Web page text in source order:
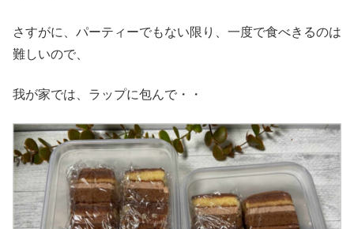
さすがに、パーティーでもない限り、一度で食べきるのは
難しいので、
我が家では、ラップに包んで・・